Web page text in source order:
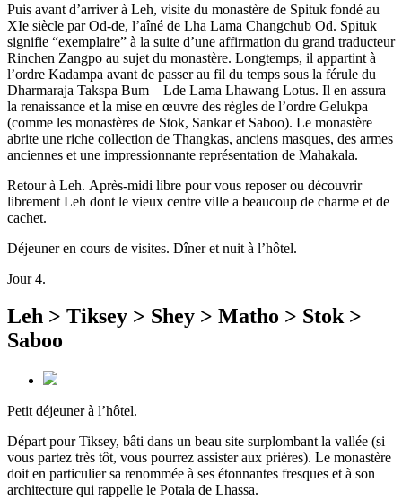
Puis avant d’arriver à Leh, visite du monastère de Spituk fondé au
XIe siècle par Od-de, l’aîné de Lha Lama Changchub Od. Spituk
signifie “exemplaire” à la suite d’une affirmation du grand traducteur
Rinchen Zangpo au sujet du monastère. Longtemps, il appartint à
l’ordre Kadampa avant de passer au fil du temps sous la férule du
Dharmaraja Takspa Bum – Lde Lama Lhawang Lotus. Il en assura
la renaissance et la mise en œuvre des règles de l’ordre Gelukpa
(comme les monastères de Stok, Sankar et Saboo). Le monastère
abrite une riche collection de Thangkas, anciens masques, des armes
anciennes et une impressionnante représentation de Mahakala.
Retour à Leh. Après-midi libre pour vous reposer ou découvrir
librement Leh dont le vieux centre ville a beaucoup de charme et de
cachet.
Déjeuner en cours de visites. Dîner et nuit à l’hôtel.
Jour 4.
Leh > Tiksey > Shey > Matho > Stok >
Saboo
Petit déjeuner à l’hôtel.
Départ pour Tiksey, bâti dans un beau site surplombant la vallée (si
vous partez très tôt, vous pourrez assister aux prières). Le monastère
doit en particulier sa renommée à ses étonnantes fresques et à son
architecture qui rappelle le Potala de Lhassa.